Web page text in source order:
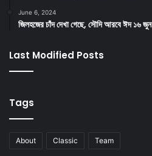
June 6, 2024
জিলহজের চাঁদ দেখা গেছে, সৌদি আরবে ঈদ ১৬ জুন
Last Modified Posts
Tags
About Classic Team